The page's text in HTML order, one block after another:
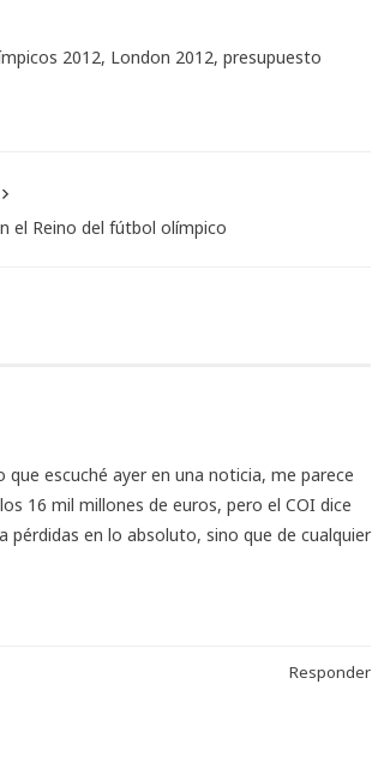
2012, London 2012, presupuesto
el Reino del fútbol olímpico
escuché ayer en una noticia, me parece
16 mil millones de euros, pero el COI dice
pérdidas en lo absoluto, sino que de cualquier
Responder